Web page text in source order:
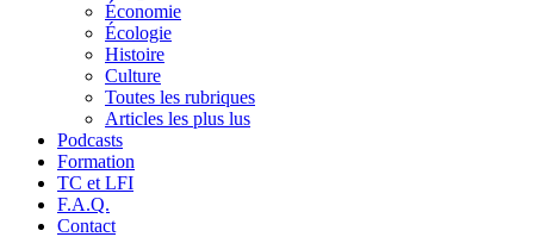
Économie
Écologie
Histoire
Culture
Toutes les rubriques
Articles les plus lus
Podcasts
Formation
TC et LFI
F.A.Q.
Contact